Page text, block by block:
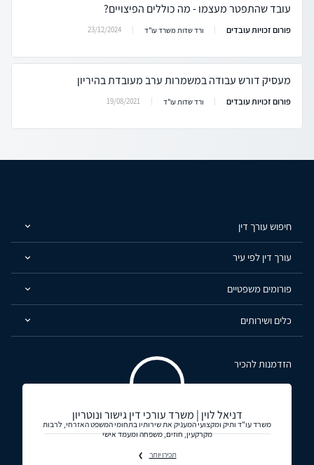
עובד שהתפטר מעצמו - מה כוללים הפיצויים?
פורום זכויות עובדים ורד שדות משרד עו"ד 23/12/2024
מעסיק דורש עבודה במשמרות ערב מעובדת בהיריון
פורום זכויות עובדים ורד שדות עו"ד 19/08/2021
חיפוש עורך דין
עורך דין לפי עיר
פורומים משפטיים
כלים ושירותים
הזדמנות להכיר
דניאל לוין | משרד עורכי דין גישור ונוטריון
משרד עו"ד ותיק ומקצועי המעניק את שירותיו בתחומי המשפט האזרחי, לרבות
מקרקעין, חוזים, משפחה ומעמד אישי
תכירו יותר